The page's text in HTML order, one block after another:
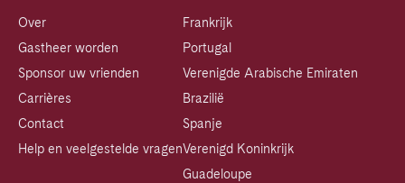
Over
Gastheer worden
Sponsor uw vrienden
Carrières
Contact
Help en veelgestelde vragen
Frankrijk
Portugal
Verenigde Arabische Emiraten
Brazilië
Spanje
Verenigd Koninkrijk
Guadeloupe